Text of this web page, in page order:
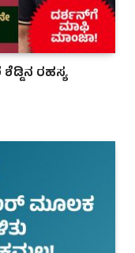
ಶೆಡ್ಡಿನ ರಹಸ್ಯ